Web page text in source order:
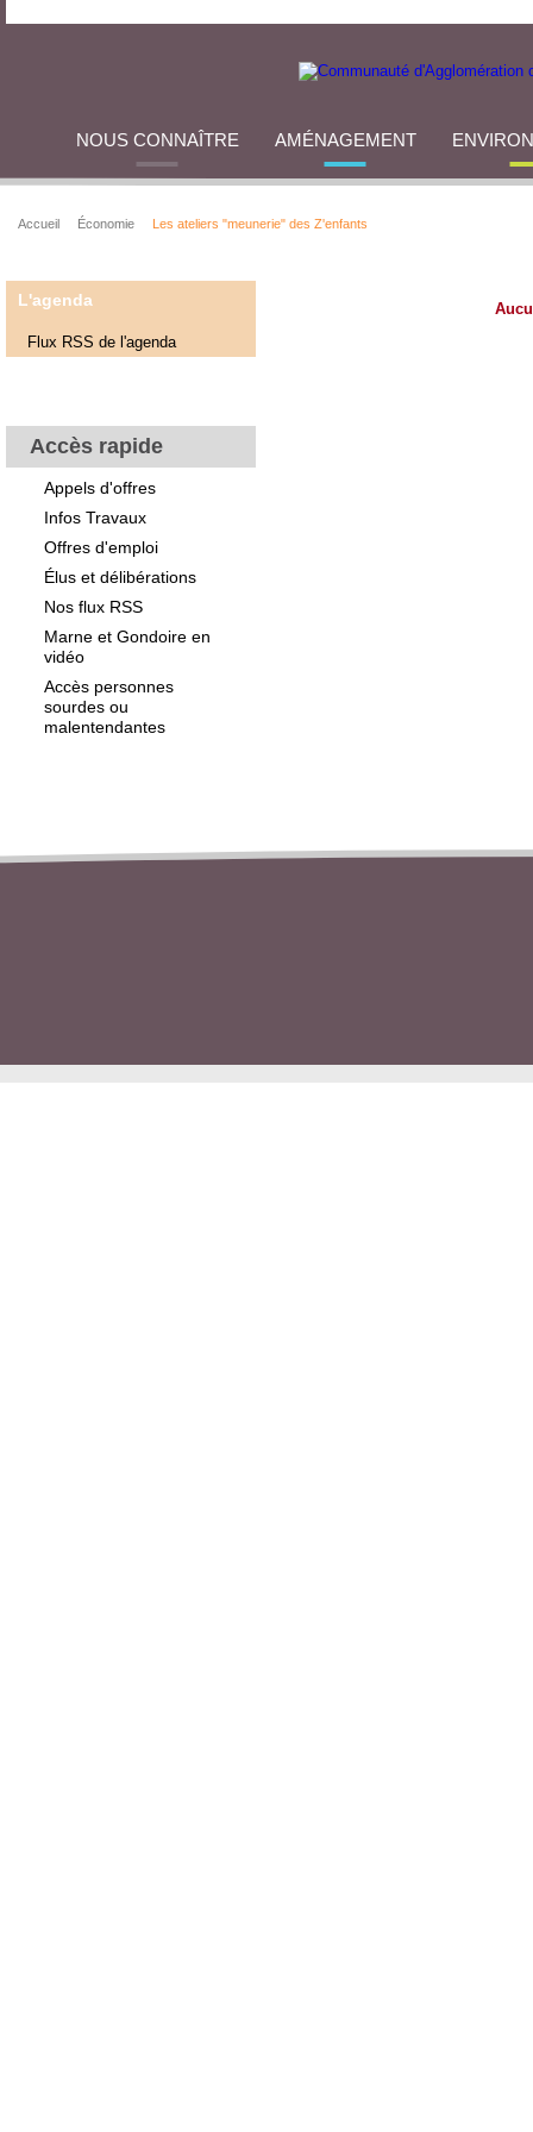
NOUS CONNAÎTRE AMÉNAGEMENT
Accueil Économie Les ateliers "meunerie" des Z'enfants
L'agenda
Flux RSS de l'agenda
Accès rapide
Appels d'offres
Infos Travaux
Offres d'emploi
Élus et délibérations
Nos flux RSS
Marne et Gondoire en
vidéo
Accès personnes
sourdes ou
malentendantes